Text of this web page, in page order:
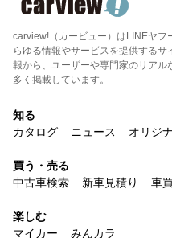
carview!（カービュー）はLINEヤフ
らゆる情報やサービスを提供する
報から、ユーザーや専門家のリア
多く掲載しています。
知る
カタログ
ニュース オリジ
買う・売る
中古車検索
新車見積り 車
楽しむ
マイカー
みんカラ